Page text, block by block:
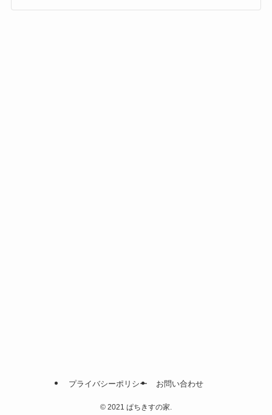
プライバシーポリシー お問い合わせ
© 2021 ぱちきすの家.